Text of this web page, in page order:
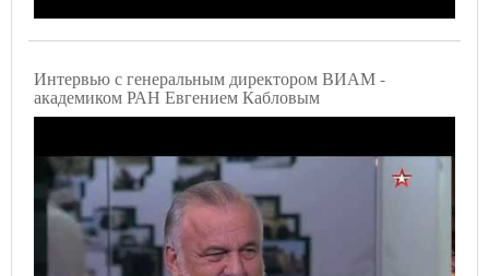
Интервью с генеральным директором ВИАМ -
академиком РАН Евгением Кабловым